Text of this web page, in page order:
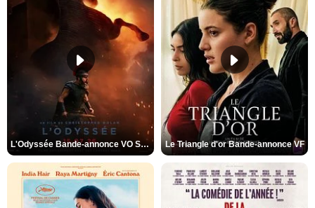
L'Odyssée Bande-annonce VO STFR Le Triangle d'or Bande-annonce VF